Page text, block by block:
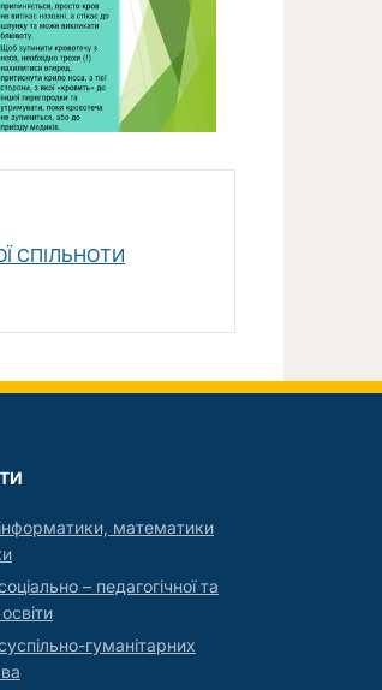
СПІЛЬНОТИ
математики
– педагогічної та
гуманітарних